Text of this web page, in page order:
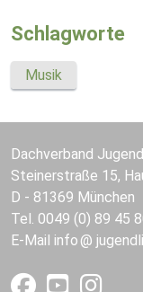
Schlagworte
Musik
Dachverband
Steinerstraße 15,
D - 81369 München
Tel. 0049 (0) 89 45
E-Mail info